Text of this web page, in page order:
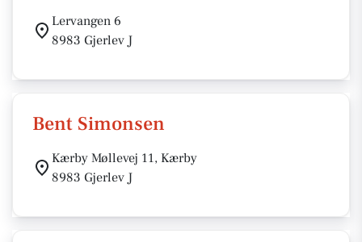
Lervangen 6
8983 Gjerlev J
Bent Simonsen
Kærby Møllevej 11, Kærby
8983 Gjerlev J